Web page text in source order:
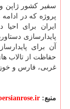
سفیر کشور ژاپن و
ایران برای
پایدارسازی
آن برای
حفاظت از تالاب
غربی، فارس و
منبع: